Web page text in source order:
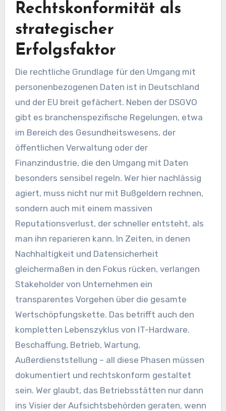
Rechtskonformität als
strategischer
Erfolgsfaktor
Die rechtliche Grundlage für den Umgang mit
personenbezogenen Daten ist in Deutschland
und der EU breit gefächert. Neben der DSGVO
gibt es branchenspezifische Regelungen, etwa
im Bereich des Gesundheitswesens, der
öffentlichen Verwaltung oder der
Finanzindustrie, die den Umgang mit Daten
besonders sensibel regeln. Wer hier nachlässig
agiert, muss nicht nur mit Bußgeldern rechnen,
sondern auch mit einem massiven
Reputationsverlust, der schneller entsteht, als
man ihn reparieren kann. In Zeiten, in denen
Nachhaltigkeit und Datensicherheit
gleichermaßen in den Fokus rücken, verlangen
Stakeholder von Unternehmen ein
transparentes Vorgehen über die gesamte
Wertschöpfungskette. Das betrifft auch den
kompletten Lebenszyklus von IT-Hardware.
Beschaffung, Betrieb, Wartung,
Außerdienststellung – all diese Phasen müssen
dokumentiert und rechtskonform gestaltet
sein. Wer glaubt, das Betriebsstätten nur dann
ins Visier der Aufsichtsbehörden geraten, wenn